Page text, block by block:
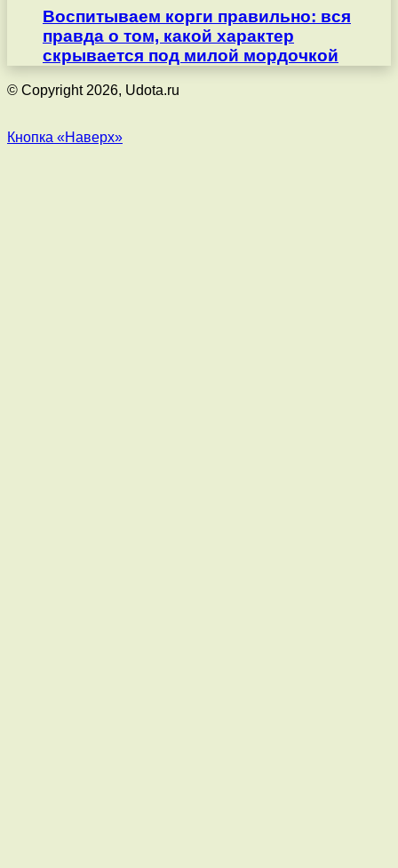
Воспитываем корги правильно: вся
правда о том, какой характер
скрывается под милой мордочкой
© Copyright 2026, Udota.ru
Кнопка «Наверх»